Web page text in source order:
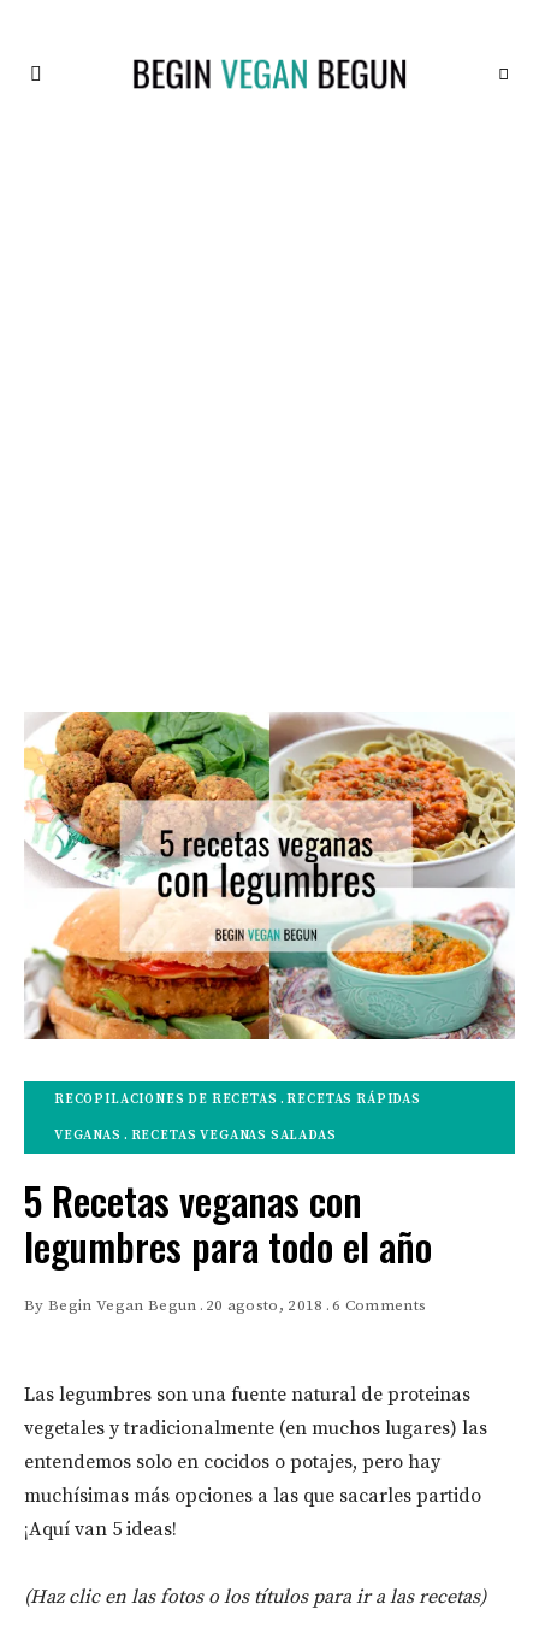
RECOPILACIONES DE RECETAS RECETAS RÁPIDAS
VEGANAS RECETAS VEGANAS SALADAS
5 Recetas veganas con
legumbres para todo el año
By Begin Vegan Begun 20 agosto, 2018 6 Comments
Las legumbres son una fuente natural de proteinas
vegetales y tradicionalmente (en muchos lugares) las
entendemos solo en cocidos o potajes, pero hay
muchísimas más opciones a las que sacarles partido
¡Aquí van 5 ideas!
(Haz clic en las fotos o los títulos para ir a las recetas)